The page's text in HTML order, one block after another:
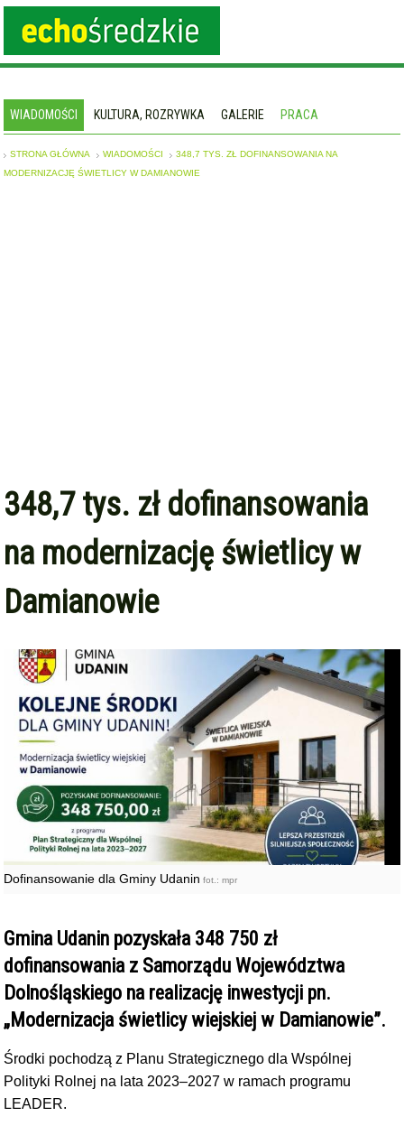
WIADOMOŚCI KULTURA, ROZRYWKA GALERIE PRACA
STRONA GŁÓWNA WIADOMOŚCI
348,7 TYS. ZŁ DOFINANSOWANIA NA
MODERNIZACJĘ ŚWIETLICY W DAMIANOWIE
348,7 tys. zł dofinansowania
na modernizację świetlicy w
Damianowie
Dofinansowanie dla Gminy Udanin fot.: mpr
Gmina Udanin pozyskała 348 750 zł
dofinansowania z Samorządu Województwa
Dolnośląskiego na realizację inwestycji pn.
„Modernizacja świetlicy wiejskiej w Damianowie”.
Środki pochodzą z Planu Strategicznego dla Wspólnej
Polityki Rolnej na lata 2023–2027 w ramach programu
LEADER.